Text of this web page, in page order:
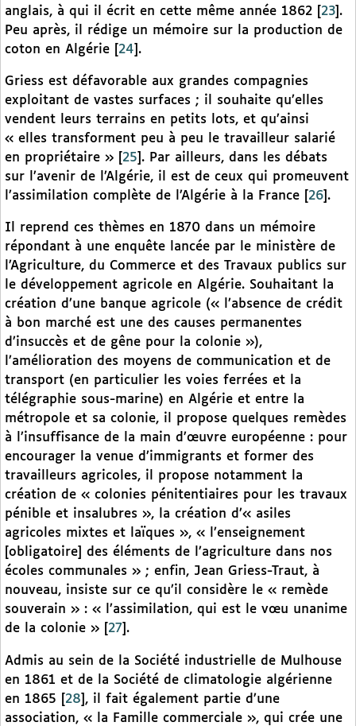
anglais, à qui il écrit en cette même année 1862
23 .
Peu après, il rédige un mémoire sur la production de
coton en Algérie
24 .
Griess est défavorable aux grandes compagnies
exploitant de vastes surfaces ; il souhaite qu’elles
vendent leurs terrains en petits lots, et qu’ainsi
« elles transforment peu à peu le travailleur salarié
en propriétaire »
25 . Par ailleurs, dans les débats
sur l’avenir de l’Algérie, il est de ceux qui promeuvent
l’assimilation complète de l’Algérie à la France
26 .
Il reprend ces thèmes en 1870 dans un mémoire
répondant à une enquête lancée par le ministère de
l’Agriculture, du Commerce et des Travaux publics sur
le développement agricole en Algérie. Souhaitant la
création d’une banque agricole (« l’absence de crédit
à bon marché est une des causes permanentes
d’insuccès et de gêne pour la colonie »),
l’amélioration des moyens de communication et de
transport (en particulier les voies ferrées et la
télégraphie sous-marine) en Algérie et entre la
métropole et sa colonie, il propose quelques remèdes
à l’insuffisance de la main d’œuvre européenne : pour
encourager la venue d’immigrants et former des
travailleurs agricoles, il propose notamment la
création de « colonies pénitentiaires pour les travaux
pénible et insalubres », la création d’« asiles
agricoles mixtes et laïques », « l’enseignement
[obligatoire] des éléments de l’agriculture dans nos
écoles communales » ; enfin, Jean Griess-Traut, à
nouveau, insiste sur ce qu’il considère le « remède
souverain » : « l’assimilation, qui est le vœu unanime
de la colonie »
27 .
Admis au sein de la Société industrielle de Mulhouse
en 1861 et de la Société de climatologie algérienne
en 1865
28 , il fait également partie d’une
association, « la Famille commerciale », qui crée une